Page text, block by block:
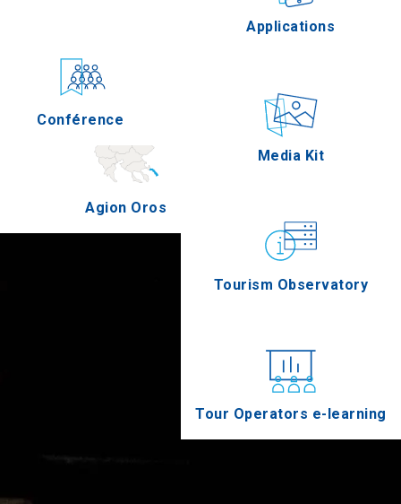
Serres
Agion Oros
Conférence
Applications
Media Kit
Tourism Observatory
Tour Operators e-learning